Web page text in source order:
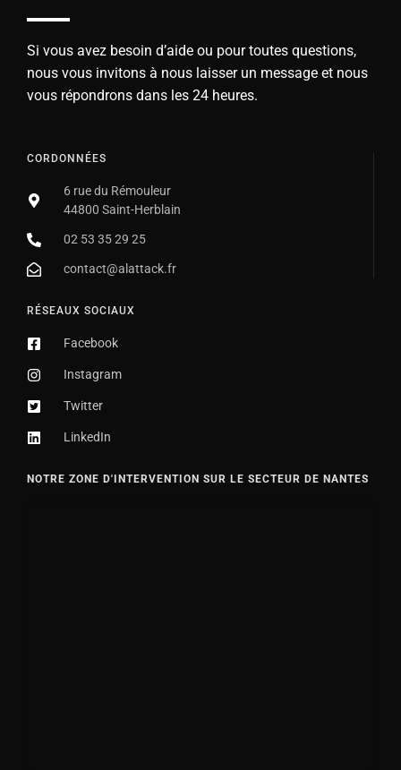
Si vous avez besoin d’aide ou pour toutes questions,
nous vous invitons à nous laisser un message et nous
vous répondrons dans les 24 heures.
CORDONNÉES
6 rue du Rémouleur
44800 Saint-Herblain
02 53 35 29 25
contact@alattack.fr
RÉSEAUX SOCIAUX
Facebook
Instagram
Twitter
LinkedIn
NOTRE ZONE D'INTERVENTION SUR LE SECTEUR DE NANTES